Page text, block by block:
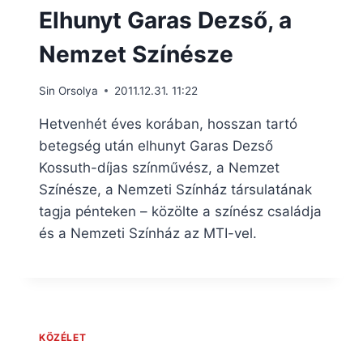
Elhunyt Garas Dezső, a
Nemzet Színésze
Sin Orsolya 2011.12.31. 11:22
Hetvenhét éves korában, hosszan tartó
betegség után elhunyt Garas Dezső
Kossuth-díjas színművész, a Nemzet
Színésze, a Nemzeti Színház társulatának
tagja pénteken – közölte a színész családja
és a Nemzeti Színház az MTI-vel.
KÖZÉLET